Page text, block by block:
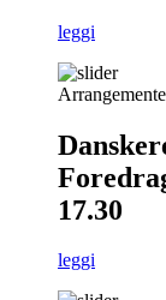
leggi
17.30
leggi